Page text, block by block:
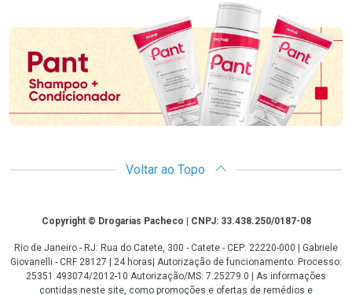
Promoção em Destaque
Voltar ao Topo
CopyrightCopyright © Drogarias Pacheco | CNPJ: 33.438.250/0187-08
Rio de Janeiro - RJ: Rua do Catete, 300 - Catete - CEP: 22220-000 | Gabriele
Giovanelli - CRF 28127 | 24 horas| Autorização de funcionamento: Processo:
25351.493074/2012-10 Autorização/MS: 7.25279.0 | As informações
contidas neste site, como promoções e ofertas de remédios e